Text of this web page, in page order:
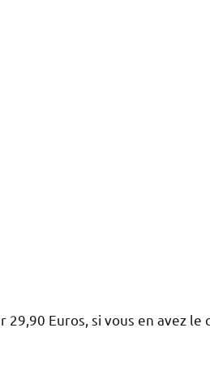
29,90 Euros, si vous en avez le